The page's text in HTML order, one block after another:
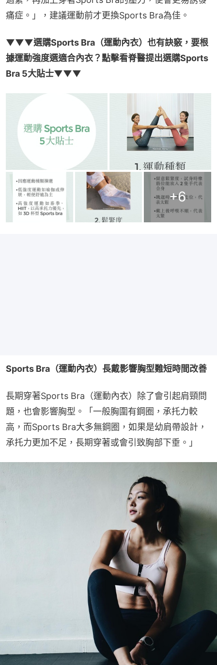
痛症。」，建議運動前才更換Sports Bra為佳。
▼▼▼選購Sports Bra（運動內衣）也有訣竅，要根
據運動強度選適合內衣？點擊看脊醫提出選購Sports
Bra 5大貼士▼▼▼
+6
Sports Bra（運動內衣）長戴影響胸型難短時間改善
長期穿著Sports Bra（運動內衣）除了會引起肩頸問
題，也會影響胸型。「一般胸圍有鋼圈，承托力較
高，而Sports Bra大多無鋼圈，如果是幼肩帶設計，
承托力更加不足，長期穿著或會引致胸部下垂。」